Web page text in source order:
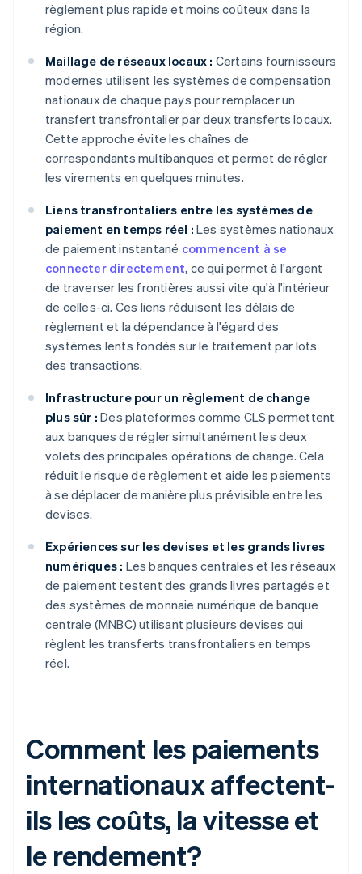
règlement plus rapide et moins coûteux dans la
région.
Maillage de réseaux locaux : Certains fournisseurs
modernes utilisent les systèmes de compensation
nationaux de chaque pays pour remplacer un
transfert transfrontalier par deux transferts locaux.
Cette approche évite les chaînes de
correspondants multibanques et permet de régler
les virements en quelques minutes.
Liens transfrontaliers entre les systèmes de
paiement en temps réel : Les systèmes nationaux
de paiement instantané commencent à se
connecter directement, ce qui permet à l'argent
de traverser les frontières aussi vite qu'à l'intérieur
de celles-ci. Ces liens réduisent les délais de
règlement et la dépendance à l'égard des
systèmes lents fondés sur le traitement par lots
des transactions.
Infrastructure pour un règlement de change
plus sûr : Des plateformes comme CLS permettent
aux banques de régler simultanément les deux
volets des principales opérations de change. Cela
réduit le risque de règlement et aide les paiements
à se déplacer de manière plus prévisible entre les
devises.
Expériences sur les devises et les grands livres
numériques : Les banques centrales et les réseaux
de paiement testent des grands livres partagés et
des systèmes de monnaie numérique de banque
centrale (MNBC) utilisant plusieurs devises qui
règlent les transferts transfrontaliers en temps
réel.
Comment les paiements
internationaux affectent-
ils les coûts, la vitesse et
le rendement?